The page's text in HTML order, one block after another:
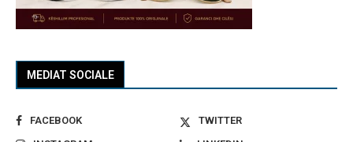
MEDIAT SOCIALE
FACEBOOK
TWITTER